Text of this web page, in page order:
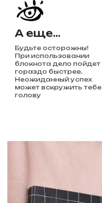
А еще...
Будьте осторожны!
При использовании
блокнота дело пойдет
гораздо быстрее.
Неожиданный успех
может вскружить тебе
голову